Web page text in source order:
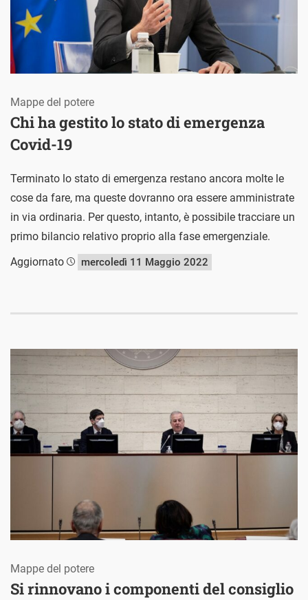
Chi ha gestito lo stato di emergenza
Covid-19
Mappe del potere
Terminato lo stato di emergenza restano ancora molte le
cose da fare, ma queste dovranno ora essere amministrate
in via ordinaria. Per questo, intanto, è possibile tracciare un
primo bilancio relativo proprio alla fase emergenziale.
Aggiornato
mercoledì 11 Maggio 2022
Si rinnovano i componenti del consiglio
Mappe del potere